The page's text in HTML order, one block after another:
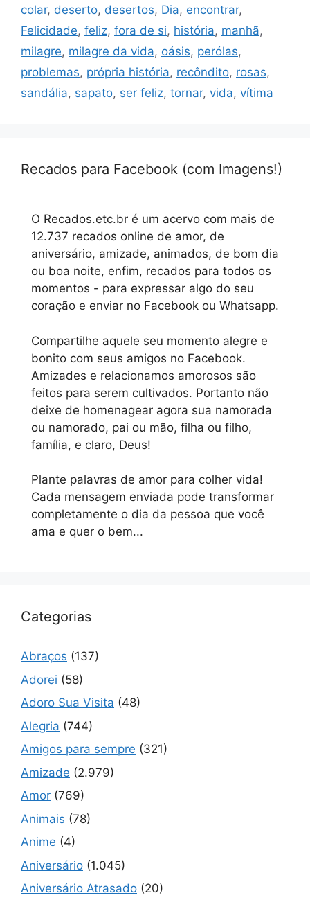
colar, deserto, desertos, Dia, encontrar,
Felicidade, feliz, fora de si, história, manhã,
milagre, milagre da vida, oásis, perólas,
problemas, própria história, recôndito, rosas,
sandália, sapato, ser feliz, tornar, vida, vítima
Recados para Facebook (com Imagens!)
O Recados.etc.br é um acervo com mais de
12.737 recados online de amor, de
aniversário, amizade, animados, de bom dia
ou boa noite, enfim, recados para todos os
momentos - para expressar algo do seu
coração e enviar no Facebook ou Whatsapp.
Compartilhe aquele seu momento alegre e
bonito com seus amigos no Facebook.
Amizades e relacionamos amorosos são
feitos para serem cultivados. Portanto não
deixe de homenagear agora sua namorada
ou namorado, pai ou mão, filha ou filho,
família, e claro, Deus!
Plante palavras de amor para colher vida!
Cada mensagem enviada pode transformar
completamente o dia da pessoa que você
ama e quer o bem...
Categorias
Abraços (137)
Adorei (58)
Adoro Sua Visita (48)
Alegria (744)
Amigos para sempre (321)
Amizade (2.979)
Amor (769)
Animais (78)
Anime (4)
Aniversário (1.045)
Aniversário Atrasado (20)